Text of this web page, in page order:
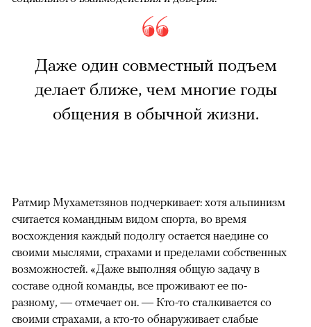
Даже один совместный подъем
делает ближе, чем многие годы
общения в обычной жизни.
Ратмир Мухаметзянов подчеркивает: хотя альпинизм
считается командным видом спорта, во время
восхождения каждый подолгу остается наедине со
своими мыслями, страхами и пределами собственных
возможностей. «Даже выполняя общую задачу в
составе одной команды, все проживают ее по-
разному, — отмечает он. — Кто-то сталкивается со
своими страхами, а кто-то обнаруживает слабые